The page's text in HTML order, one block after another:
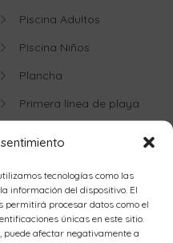
tecnologías como las
información del dispositivo. El
permitirá procesar datos como el
únicas en este sitio.
puede afectar negativamente a
Piscina Adultos
Piscina Niños
Plancha
Primera línea de playa
Television
Toldo